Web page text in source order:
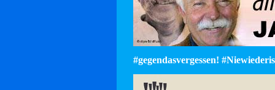
#gegendasvergessen!